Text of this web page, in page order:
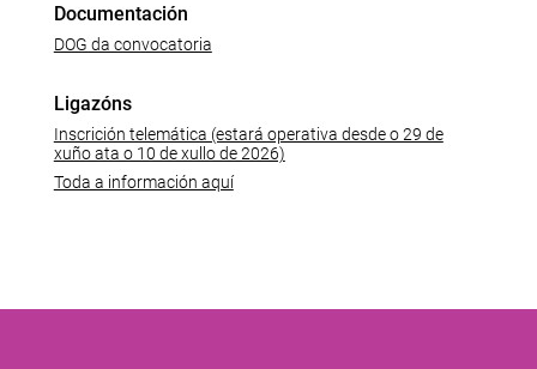
Documentación
DOG da convocatoria
Ligazóns
Inscrición telemática (estará operativa desde o 29 de
xuño ata o 10 de xullo de 2026)
Toda a información aquí